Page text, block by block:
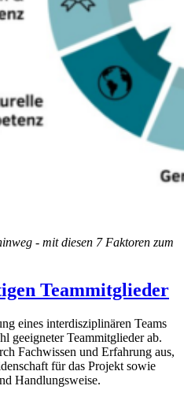
- mit diesen 7 Faktoren zum
Teammitglieder
eines interdisziplinären Teams
geeigneter Teammitglieder ab.
Fachwissen und Erfahrung aus,
für das Projekt sowie
Handlungsweise.